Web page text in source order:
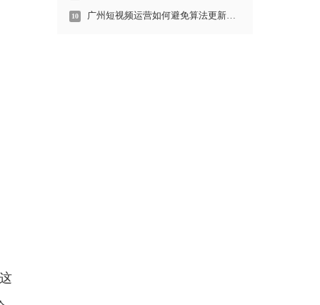
10 广州短视频运营如何避免算法更新对账号的影响？